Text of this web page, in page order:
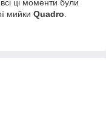
ці моменти були
мийки Quadro